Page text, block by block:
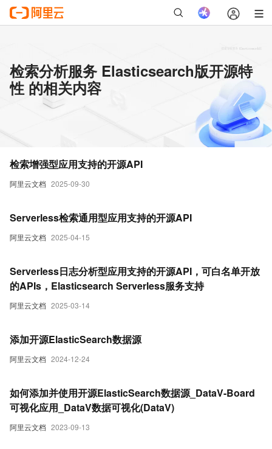
检索分析服务 Elasticsearch版开源特
性 的相关内容
阿里云文档 2025-09-30
检索增强型应用支持的开源API
阿里云文档 2025-04-15
Serverless检索通用型应用支持的开源API
阿里云文档 2025-03-14
Serverless日志分析型应用支持的开源API，可白名单开放
的APIs，Elasticsearch Serverless服务支持
阿里云文档 2024-12-24
添加开源ElasticSearch数据源
阿里云文档 2023-09-13
如何添加并使用开源ElasticSearch数据源_DataV-Board
可视化应用_DataV数据可视化(DataV)